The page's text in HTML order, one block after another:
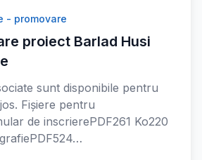
- promovare
proiect Barlad Husi
sunt disponibile pentru
Fișiere pentru
de inscrierePDF261 Ko220